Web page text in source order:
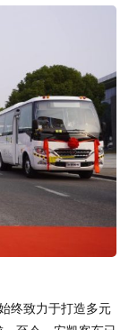
终致力于打造多元